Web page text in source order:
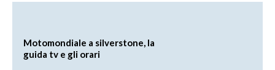
Motomondiale a silverstone, la
guida tv e gli orari